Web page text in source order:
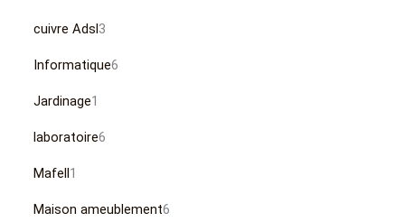
cuivre Adsl3
Informatique6
Jardinage1
laboratoire6
Mafell1
Maison ameublement6